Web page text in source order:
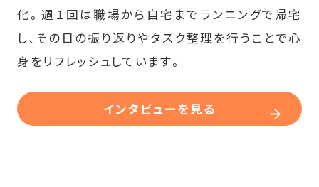
化。週１回は職場から自宅までランニングで帰宅
し、その日の振り返りやタスク整理を行うことで心
身をリフレッシュしています。
インタビューを見る